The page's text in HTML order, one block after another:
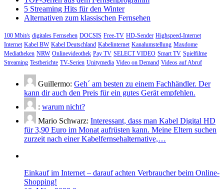
5 Streaming Hits für den Winter
Alternativen zum klassischen Fernsehen
100 Mbit/s digitales Fernsehen DOCSIS Free-TV HD-Sender Highspeed-Internet
Internet Kabel BW Kabel Deutschland Kabelinternet Kanalumstellung Maxdome
Mediatheken NRW Onlinevideothek Pay TV SELECT VIDEO Smart TV Spielfilme
Streaming Testberichte TV-Serien Unitymedia Video on Demand Videos auf Abruf
Guillermo: Geh´ am besten zu einem Fachhändler. Der
kann dir auch den Preis für ein gutes Gerät empfehlen.
: warum nicht?
Mario Schwarz: Interessant, dass man Kabel Digital HD
für 3,90 Euro im Monat aufrüsten kann. Meine Eltern suchen
zurzeit nach einer Kabelfernsehalternative,…
Einkauf im Internet – darauf achten Verbraucher beim Online-
Shopping!